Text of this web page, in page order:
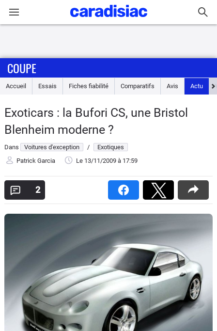
Accueil
Essais
Guide
d'achat
Electriques
Utilitaires
Forum
Moto
COUPE
Accueil Essais Fiches fiabilité Comparatifs Avis Actu
Exoticars : la Bufori CS, une Bristol
Blenheim moderne ?
Dans Voitures d'exception /
Exotiques
Patrick Garcia
Le 13/11/2009 à 17:59
2